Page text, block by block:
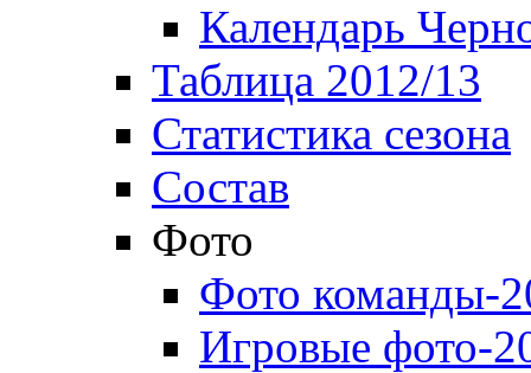
Календарь
Таблица 2012/13
Статистика сезона
Состав
Фото
Фото команды-
Игровые фото-